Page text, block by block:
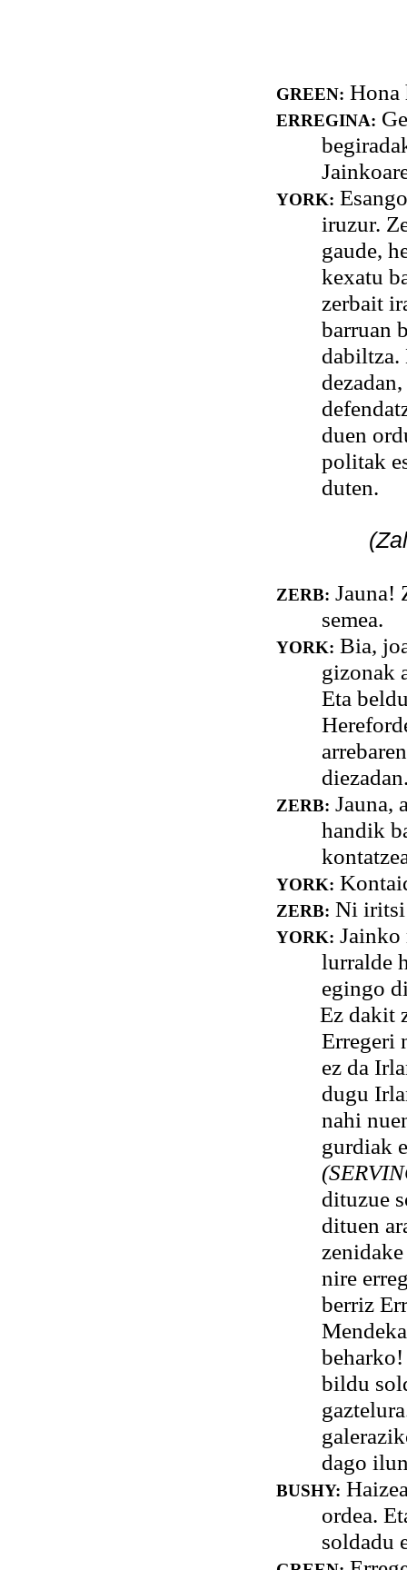
GREEN: Hona
ERREGINA:
YORK:
iruzur.
gaude,
kexatu
zerbait
barruan
dabiltza.
duen
politak
duten.
ZERB: Jauna!
semea.
YORK: Bia,
gizonak
Eta
ZERB: Jauna,
handik
YORK:
ZERB: Ni iritsi
YORK: Jainko
lurralde
egingo
Ez dakit
Erregeri
ez da
dugu
nahi
gurdiak
dituzue
dituen
nire
berriz
beharko!
bildu
dago
BUSHY:
ordea.
soldadu